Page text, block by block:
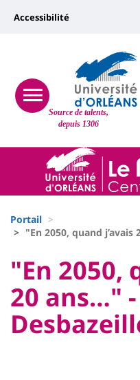
Source de talents,
depuis 1306
Université
Recherche
responsive
menu
button
Université
vers
page
accessibilité
Accessibilité
Université
Block
liste
composantes
d'Ariane
Portail
"En 2050, quand
University
:
Sidebar
University
:
Main
content
Titre
de
"En 2050,
20 ans…"